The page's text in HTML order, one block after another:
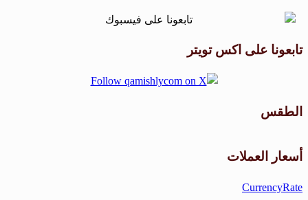
تابعونا على اكس تويتر
الطقس
أسعار العملات
CurrencyRate